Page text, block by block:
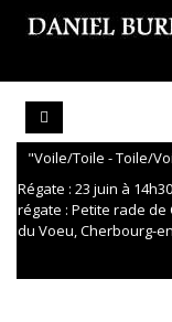
"Voile/Toile - Toile/
Régate : 23 juin à
régate : Petite rade
du Voeu, Cherbourg-